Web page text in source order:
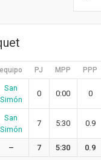
equipo PJ MPP PPP
San
Simón
0 0:00 0
San
Simón
7 5:30 0.9
– 7 5:30 0.9